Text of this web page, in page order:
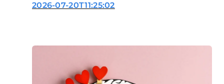
2026-07-20T11:25:02